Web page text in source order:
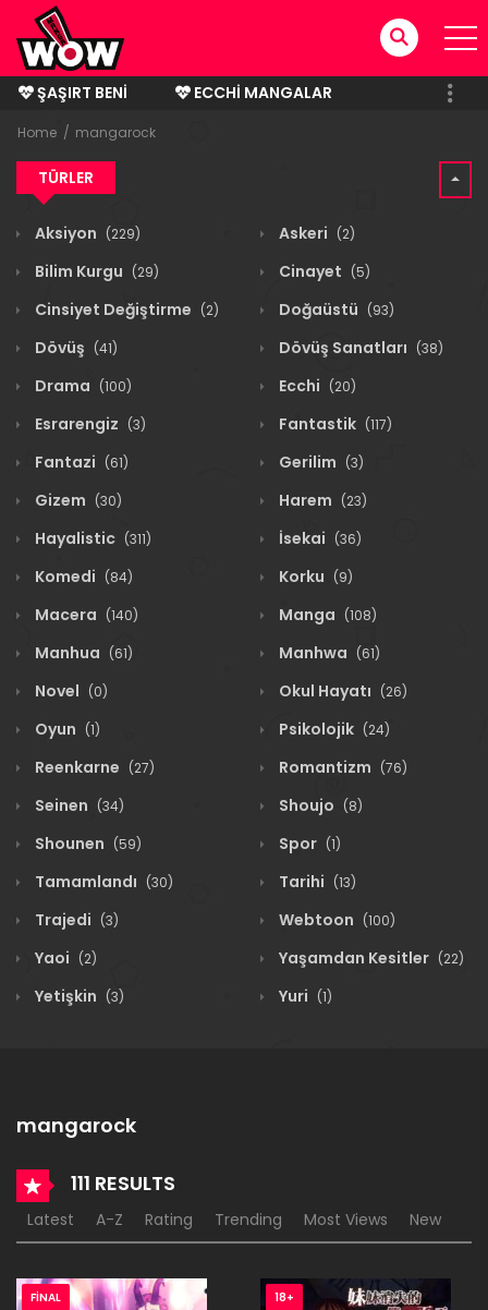
ŞAŞIRT BENI
ECCHI MANGALAR
BITMIŞ MANGALAR
Home mangarock
TÜRLER
Aksiyon (229) Askeri (2)
Bilim Kurgu (29) Cinayet (5)
Cinsiyet Değiştirme (2) Doğaüstü (93)
Dövüş (41) Dövüş Sanatları (38)
Drama (100) Ecchi (20)
Esrarengiz (3) Fantastik (117)
Fantazi (61) Gerilim (3)
Gizem (30) Harem (23)
Hayalistic (311) İsekai (36)
Komedi (84) Korku (9)
Macera (140) Manga (108)
Manhua (61) Manhwa (61)
Novel (0) Okul Hayatı (26)
Oyun (1) Psikolojik (24)
Reenkarne (27) Romantizm (76)
Seinen (34) Shoujo (8)
Shounen (59) Spor (1)
Tamamlandı (30) Tarihi (13)
Trajedi (3) Webtoon (100)
Yaoi (2) Yaşamdan Kesitler (22)
Yetişkin (3) Yuri (1)
mangarock
111 RESULTS
Latest A-Z Rating Trending Most Views New
FINAL 18+